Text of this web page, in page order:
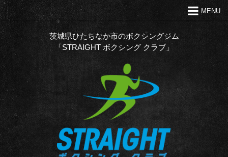
クラブの特徴
代表あいさつ
Ｑ＆Ａ
入会案内
お問い合わせ
お知らせ
STAFF BLOG
MENU
茨城県ひたちなか市のボクシングジム
「STRAIGHT ボクシング クラブ」